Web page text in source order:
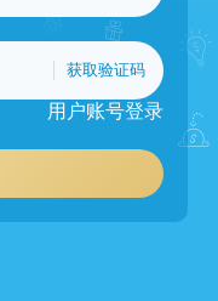
获取验证码
用户账号登录